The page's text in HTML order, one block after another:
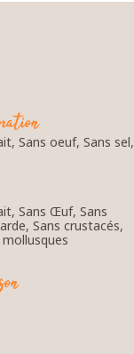
Sans oeuf, Sans sel,
Sans Œuf, Sans
Sans crustacés,